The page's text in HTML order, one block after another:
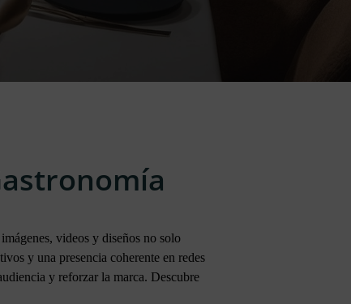
videos y diseños no solo
y una presencia coherente en redes
y reforzar la marca. Descubre